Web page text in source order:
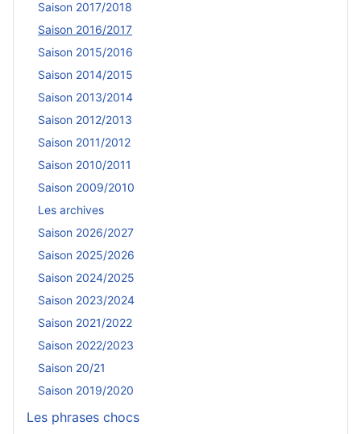
Saison 2017/2018
Saison 2016/2017
Saison 2015/2016
Saison 2014/2015
Saison 2013/2014
Saison 2012/2013
Saison 2011/2012
Saison 2010/2011
Saison 2009/2010
Les archives
Saison 2026/2027
Saison 2025/2026
Saison 2024/2025
Saison 2023/2024
Saison 2021/2022
Saison 2022/2023
Saison 20/21
Saison 2019/2020
Les phrases chocs